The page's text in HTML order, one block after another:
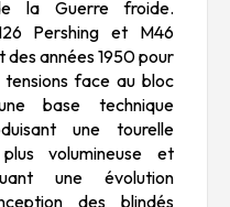
la Guerre froide.
Pershing et M46
des années 1950 pour
face au bloc
base technique
une tourelle
volumineuse et
une évolution
des blindés